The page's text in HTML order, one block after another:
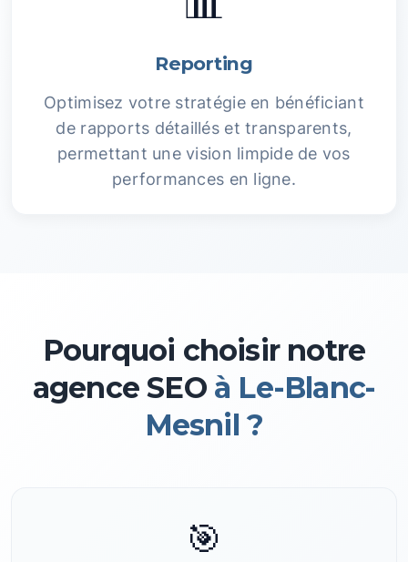
Reporting
Optimisez votre stratégie en bénéficiant
de rapports détaillés et transparents,
permettant une vision limpide de vos
performances en ligne.
Pourquoi choisir notre
agence SEO à Le-Blanc-
Mesnil ?
🎯